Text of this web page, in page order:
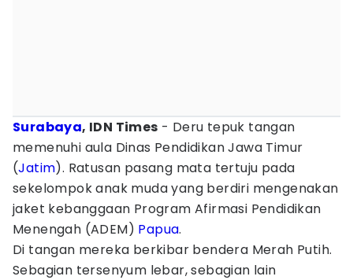
Surabaya, IDN Times - Deru tepuk tangan
memenuhi aula Dinas Pendidikan Jawa Timur
(Jatim). Ratusan pasang mata tertuju pada
sekelompok anak muda yang berdiri mengenakan
jaket kebanggaan Program Afirmasi Pendidikan
Menengah (ADEM) Papua.
Di tangan mereka berkibar bendera Merah Putih.
Sebagian tersenyum lebar, sebagian lain